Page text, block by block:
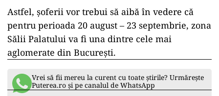
Astfel, șoferii vor trebui să aibă în vedere că
pentru perioada 20 august – 23 septembrie, zona
Sălii Palatului va fi una dintre cele mai
aglomerate din București.
Vrei să fii mereu la curent cu toate știrile? Urmărește
Puterea.ro și pe canalul de WhatsApp